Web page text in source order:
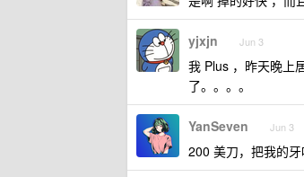
yjxjn Jun 3
我 Plus ，昨天晚上
了。。。。
YanSeven Jun 3
200 美刀，把我的牙